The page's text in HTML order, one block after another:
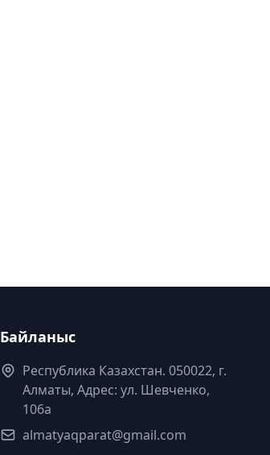
Байланыс
Республика Казахстан. 050022, г.
Алматы, Адрес: ул. Шевченко,
106а
almatyaqparat@gmail.com